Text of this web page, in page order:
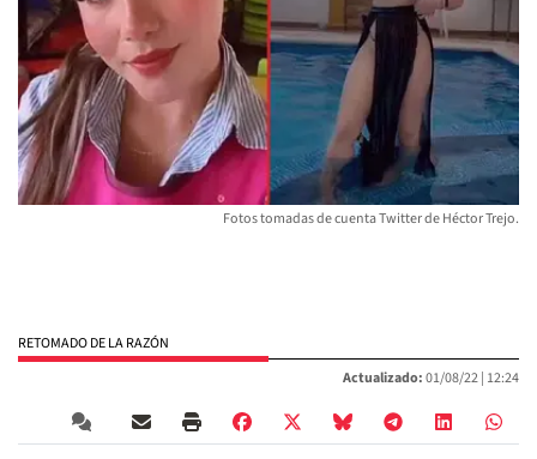
Fotos tomadas de cuenta Twitter de Héctor Trejo.
RETOMADO DE LA RAZÓN
Actualizado:01/08/22 | 12:24